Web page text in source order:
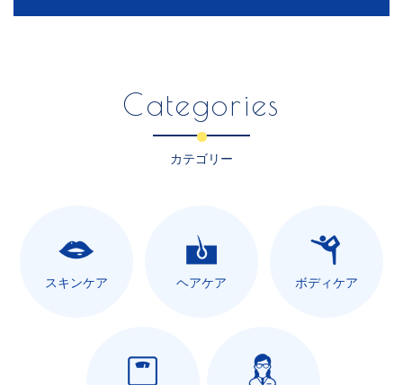
Categories
カテゴリー
スキンケア ヘアケア ボディケア